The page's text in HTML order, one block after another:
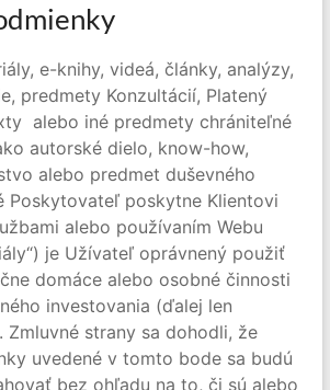
e-knihy, videá, články, analýzy,
predmety Konzultácií, Platený
alebo iné predmety chrániteľné
autorské dielo, know-how,
alebo predmet duševného
Poskytovateľ poskytne Klientovi
alebo používaním Webu
je Užívateľ oprávnený použiť
domáce alebo osobné činnosti
investovania (ďalej len
Zmluvné strany sa dohodli, že
uvedené v tomto bode sa budú
bez ohľadu na to, či sú alebo